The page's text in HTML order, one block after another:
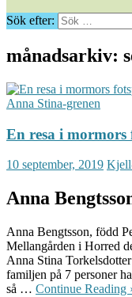
Sök efter:
månadsarkiv:
Anna Stina-grenen
En resa i mormors
10 september, 2019
Anna
Anna Bengtsson, född
Mellangården i Horred
Anna Stina
familjen på 7 personer
så … Continue Reading